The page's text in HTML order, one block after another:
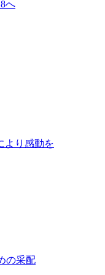
へ
より感動を
の采配